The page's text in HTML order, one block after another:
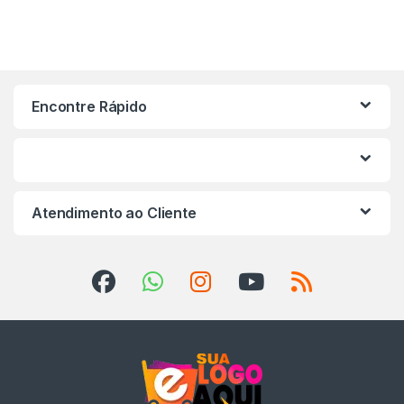
Encontre Rápido
Atendimento ao Cliente